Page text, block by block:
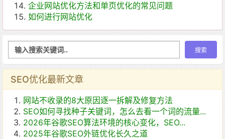
企业网站优化方法和单页优化的常见问题
如何进行网站优化
SEO优化最新文章
网站不收录的8大原因逐一拆解及修复方法
SEO如何寻找种子关键词，怎么去看一个词的流量...
2026年谷歌SEO算法环境的核心变化，SEO...
2025年谷歌SEO外链优化长久之道